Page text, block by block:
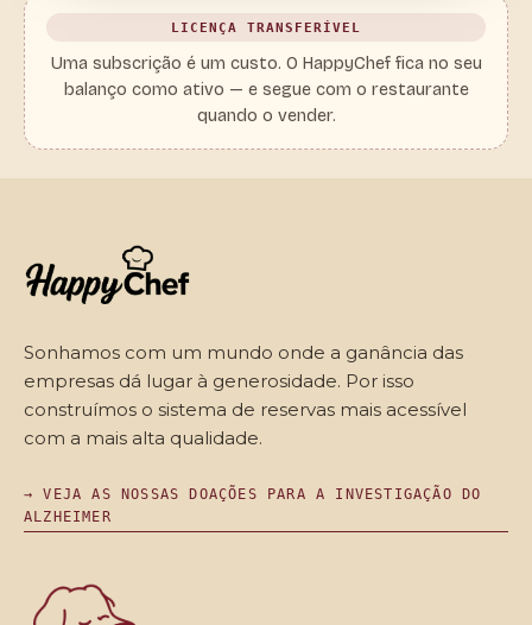
LICENÇA TRANSFERÍVEL
Uma subscrição é um custo. O HappyChef fica no seu
balanço como ativo — e segue com o restaurante
quando o vender.
Sonhamos com um mundo onde a ganância das
empresas dá lugar à generosidade. Por isso
construímos o sistema de reservas mais acessível
com a mais alta qualidade.
→ VEJA AS NOSSAS DOAÇÕES PARA A INVESTIGAÇÃO DO
ALZHEIMER